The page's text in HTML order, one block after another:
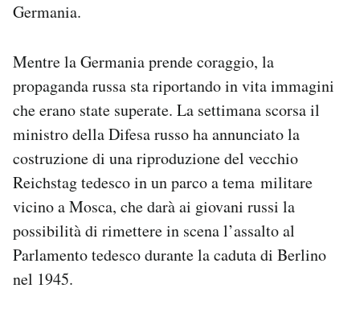
Germania.
Mentre la Germania prende coraggio, la
propaganda russa sta riportando in vita immagini
che erano state superate. La settimana scorsa il
ministro della Difesa russo ha annunciato la
costruzione di una riproduzione del vecchio
Reichstag tedesco in un parco a tema militare
vicino a Mosca, che darà ai giovani russi la
possibilità di rimettere in scena l’assalto al
Parlamento tedesco durante la caduta di Berlino
nel 1945.